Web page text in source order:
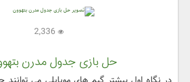
حل بازی جدول مدرن